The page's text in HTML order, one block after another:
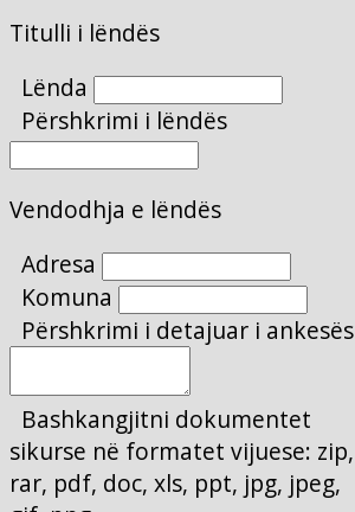
Titulli i lëndës
Lënda
Përshkrimi i lëndës
Vendodhja e lëndës
Adresa
Komuna
Përshkrimi i detajuar i ankesës
Bashkangjitni dokumentet
sikurse në formatet vijuese: zip,
rar, pdf, doc, xls, ppt, jpg, jpeg,